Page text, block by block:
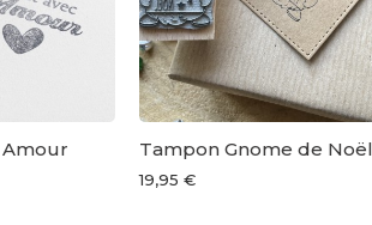
Amour Tampon Gnome de Noël
19,95 €